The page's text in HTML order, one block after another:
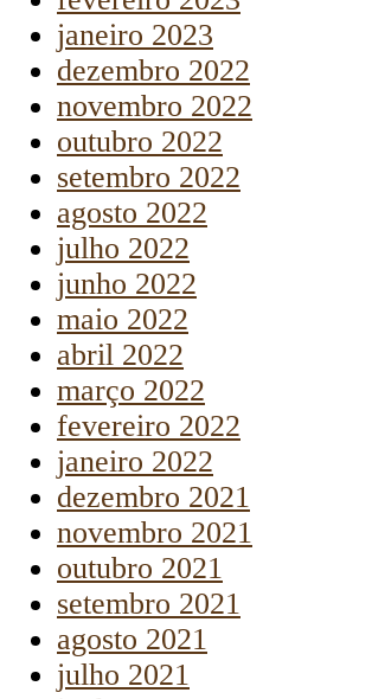
janeiro 2023
dezembro 2022
novembro 2022
outubro 2022
setembro 2022
agosto 2022
julho 2022
junho 2022
maio 2022
abril 2022
março 2022
fevereiro 2022
janeiro 2022
dezembro 2021
novembro 2021
outubro 2021
setembro 2021
agosto 2021
julho 2021